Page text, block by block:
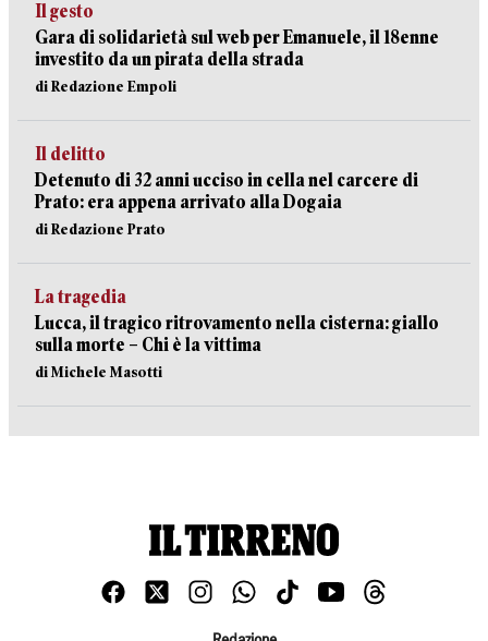
Il gesto
Gara di solidarietà sul web per Emanuele, il 18enne
investito da un pirata della strada
di Redazione Empoli
Il delitto
Detenuto di 32 anni ucciso in cella nel carcere di
Prato: era appena arrivato alla Dogaia
di Redazione Prato
La tragedia
Lucca, il tragico ritrovamento nella cisterna: giallo
sulla morte – Chi è la vittima
di Michele Masotti